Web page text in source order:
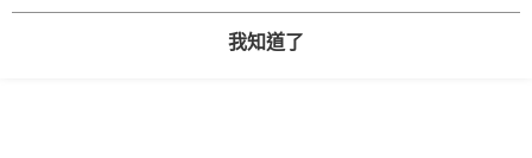
繪者 張元綺 ( YUANCHi )
我知道了